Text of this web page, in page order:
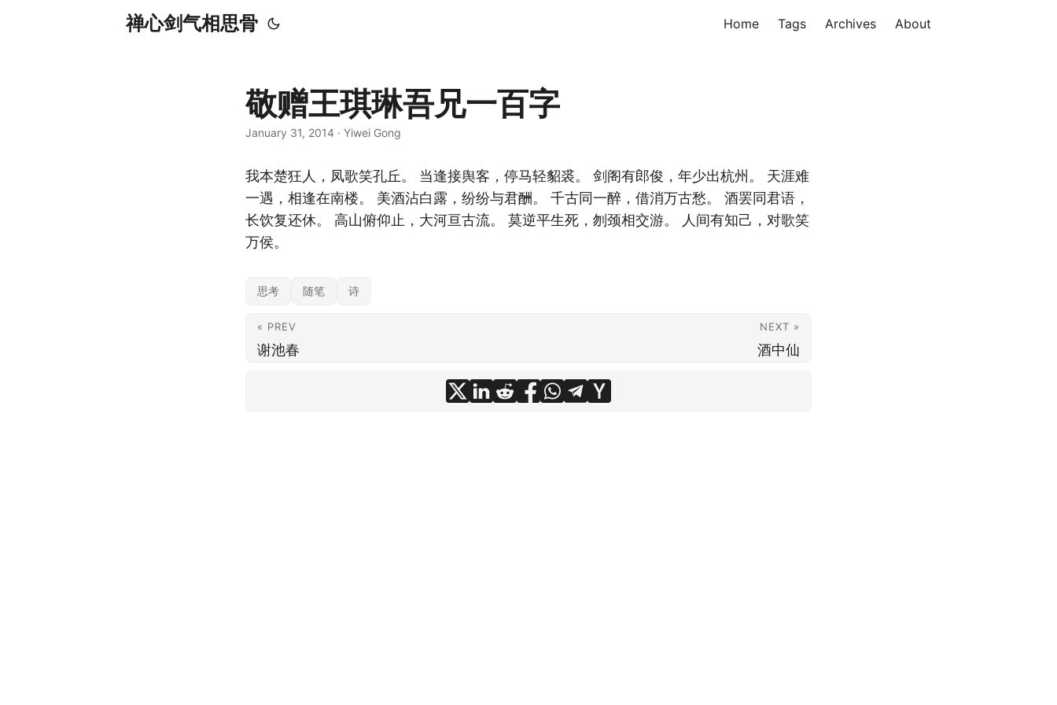
禅心剑气相思骨 Home Tags Archives About
敬赠王琪琳吾兄一百字
January 31, 2014 · Yiwei Gong
我本楚狂人，凤歌笑孔丘。 当逢接舆客，停马轻貂裘。 剑阁有郎俊，年少出杭州。 天涯难
一遇，相逢在南楼。 美酒沾白露，纷纷与君酬。 千古同一醉，借消万古愁。 酒罢同君语，
长饮复还休。 高山俯仰止，大河亘古流。 莫逆平生死，刎颈相交游。 人间有知己，对歌笑
万侯。
思考 随笔 诗
« PREV
谢池春
NEXT »
酒中仙